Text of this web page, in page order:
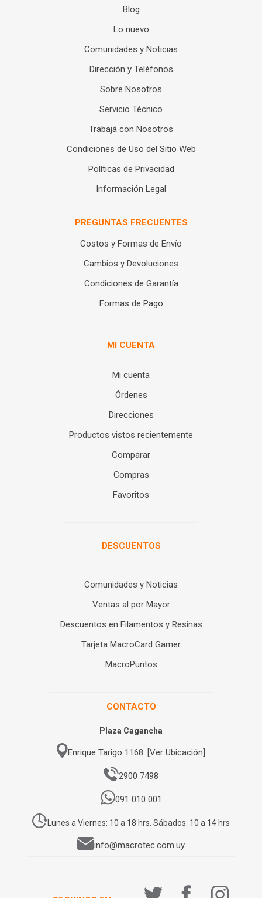
Blog
Lo nuevo
Comunidades y Noticias
Dirección y Teléfonos
Sobre Nosotros
Servicio Técnico
Trabajá con Nosotros
Condiciones de Uso del Sitio Web
Políticas de Privacidad
Información Legal
PREGUNTAS FRECUENTES
Costos y Formas de Envío
Cambios y Devoluciones
Condiciones de Garantía
Formas de Pago
MI CUENTA
Mi cuenta
Órdenes
Direcciones
Productos vistos recientemente
Comparar
Compras
Favoritos
DESCUENTOS
Comunidades y Noticias
Ventas al por Mayor
Descuentos en Filamentos y Resinas
Tarjeta MacroCard Gamer
MacroPuntos
CONTACTO
Plaza Cagancha
Enrique Tarigo 1168. [Ver Ubicación]
2900 7498
091 010 001
Lunes a Viernes: 10 a 18 hrs. Sábados: 10 a 14 hrs
info@macrotec.com.uy